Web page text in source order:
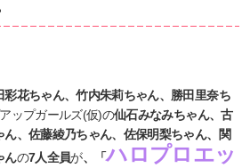
彩花ちゃん、竹内朱莉ちゃん、勝田里奈ち
ップガールズ(仮)の仙石みなみちゃん、古
ん、佐藤綾乃ちゃん、佐保明梨ちゃん、関
んの7人全員が、「ハロプロエッ